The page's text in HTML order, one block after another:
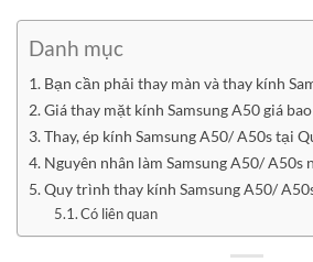
Danh mục
Bạn cần phải thay màn và thay kính
Giá thay mặt kính Samsung A50 giá
Thay, ép kính Samsung A50/ A50s tại
Nguyên nhân làm Samsung A50/ A50s
Quy trình thay kính Samsung A50/
Có liên quan